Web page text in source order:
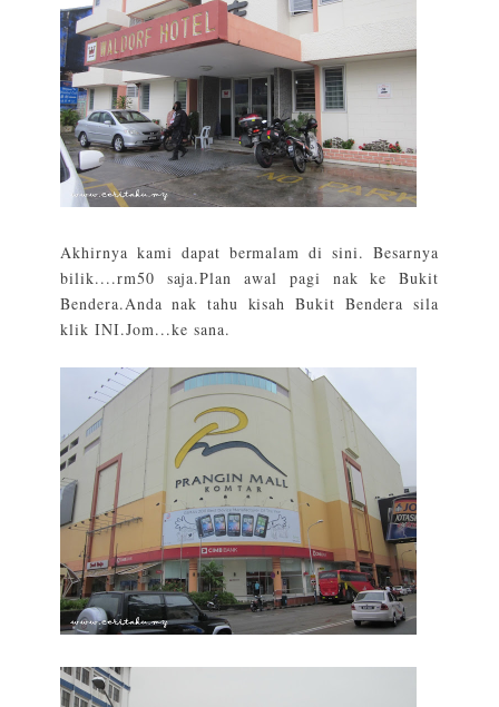
Akhirnya kami dapat bermalam di sini. Besarnya
bilik....rm50 saja.Plan awal pagi nak ke Bukit
Bendera.Anda nak tahu kisah Bukit Bendera sila
klik INI.Jom...ke sana.